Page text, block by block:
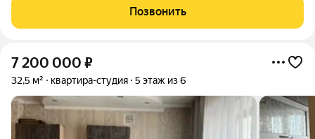
косметическим ремонтом и продуманной планировкой станет
вашим уютным уголком. Установлены
Позвонить
7 200 000 ₽
32,5 м² квартира-студия 5 этаж из 6